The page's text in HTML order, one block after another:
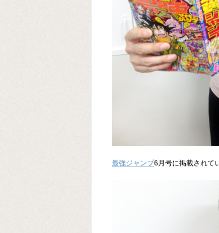
最強ジャンプ6月号に掲載されて